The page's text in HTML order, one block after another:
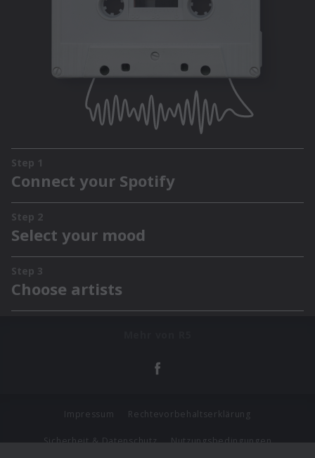
Impressum Rechtevorbehaltserklärung
Sicherheit & Datenschutz Nutzungsbedingungen